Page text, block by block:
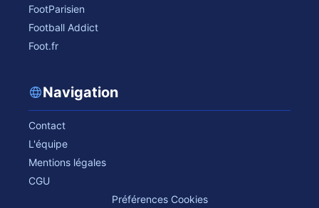
FootParisien
Football Addict
Foot.fr
Navigation
Contact
L'équipe
Mentions légales
CGU
Préférences Cookies